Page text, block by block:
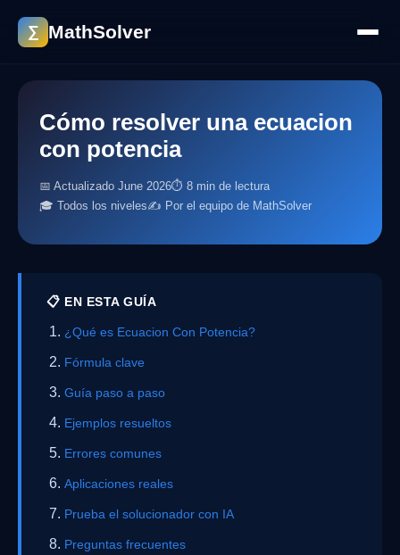
∑ MathSolver
Cómo resolver una ecuacion
con potencia
📅 Actualizado June 2026⏱ 8 min de lectura
🎓 Todos los niveles✍️ Por el equipo de MathSolver
📋 EN ESTA GUÍA
¿Qué es Ecuacion Con Potencia?
Fórmula clave
Guía paso a paso
Ejemplos resueltos
Errores comunes
Aplicaciones reales
Prueba el solucionador con IA
Preguntas frecuentes